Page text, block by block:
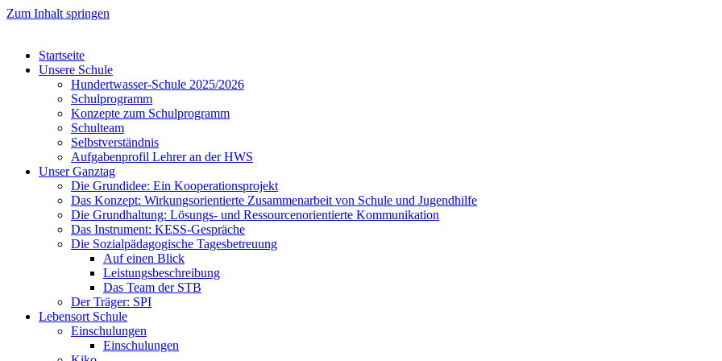
Zum Inhalt springen
Startseite
Unsere Schule
Hundertwasser-Schule 2025/2026
Schulprogramm
Konzepte zum Schulprogramm
Schulteam
Selbst­ver­ständ­nis
Aufgabenprofil Lehrer an der HWS
Unser Ganztag
Die Grundidee: Ein Kooperationsprojekt
Das Konzept: Wirkungsorientierte Zusammenarbeit von Schule und Jugendhilfe
Die Grundhaltung: Lösungs- und Ressourcenorientierte Kommunikation
Das Instrument: KESS-Gespräche
Die Sozialpädagogische Tagesbetreuung
Auf einen Blick
Leistungsbeschreibung
Das Team der STB
Der Träger: SPI
Lebensort Schule
Einschulungen
Einschulungen